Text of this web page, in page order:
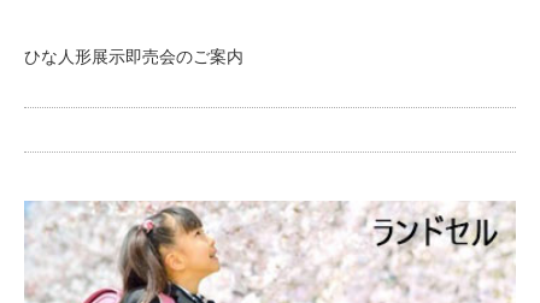
ひな人形展示即売会のご案内